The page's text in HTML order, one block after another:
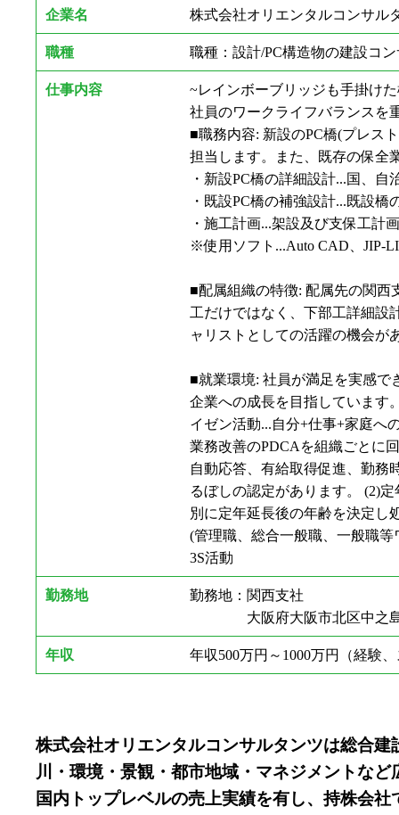
企業名 株式会社オリエンタルコンサル
職種 職種：設計/PC構造物の建設コ
仕事内容
~レインボーブリッジも手掛け
社員のワークライフバランスを
■職務内容: 新設のPC橋(プレス
担当します。また、既存の保全
・新設PC橋の詳細設計...国、
・既設PC橋の補強設計...既設
・施工計画...架設及び支保工計
※使用ソフト...Auto CAD、JIP-
■配属組織の特徴: 配属先の関西
工だけではなく、下部工詳細設
ャリストとしての活躍の機会が
■就業環境: 社員が満足を実感で
企業への成長を目指しています
イゼン活動...自分+仕事+家庭へ
業務改善のPDCAを組織ごとに
自動応答、有給取得促進、勤務
るぼしの認定があります。 (2)
別に定年延長後の年齢を決定し
(管理職、総合一般職、一般職
3S活動
勤務地
勤務地：関西支社
大阪府大阪市北区中之島3
年収 年収500万円～1000万円（経験
株式会社オリエンタルコンサルタンツは総合
川・環境・景観・都市地域・マネジメントな
国内トップレベルの売上実績を有し、持株会